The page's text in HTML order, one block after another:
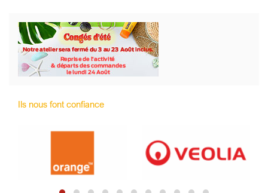
Ils nous font confiance